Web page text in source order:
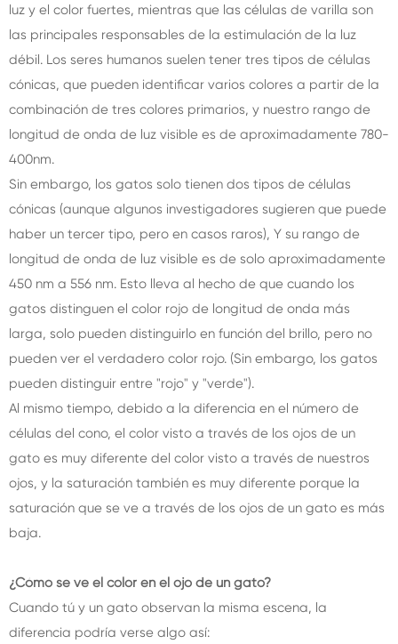
luz y el color fuertes, mientras que las células de varilla son
las principales responsables de la estimulación de la luz
débil. Los seres humanos suelen tener tres tipos de células
cónicas, que pueden identificar varios colores a partir de la
combinación de tres colores primarios, y nuestro rango de
longitud de onda de luz visible es de aproximadamente 780-
400nm.
Sin embargo, los gatos solo tienen dos tipos de células
cónicas (aunque algunos investigadores sugieren que puede
haber un tercer tipo, pero en casos raros), Y su rango de
longitud de onda de luz visible es de solo aproximadamente
450 nm a 556 nm. Esto lleva al hecho de que cuando los
gatos distinguen el color rojo de longitud de onda más
larga, solo pueden distinguirlo en función del brillo, pero no
pueden ver el verdadero color rojo. (Sin embargo, los gatos
pueden distinguir entre "rojo" y "verde").
Al mismo tiempo, debido a la diferencia en el número de
células del cono, el color visto a través de los ojos de un
gato es muy diferente del color visto a través de nuestros
ojos, y la saturación también es muy diferente porque la
saturación que se ve a través de los ojos de un gato es más
baja.
¿Cómo se ve el color en el ojo de un gato?
Cuando tú y un gato observan la misma escena, la
diferencia podría verse algo así: